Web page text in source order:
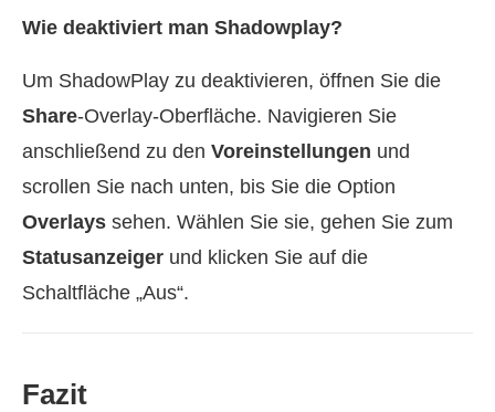
Wie deaktiviert man Shadowplay?
Um ShadowPlay zu deaktivieren, öffnen Sie die
Share-Overlay-Oberfläche. Navigieren Sie
anschließend zu den Voreinstellungen und
scrollen Sie nach unten, bis Sie die Option
Overlays sehen. Wählen Sie sie, gehen Sie zum
Statusanzeiger und klicken Sie auf die
Schaltfläche „Aus“.
Fazit